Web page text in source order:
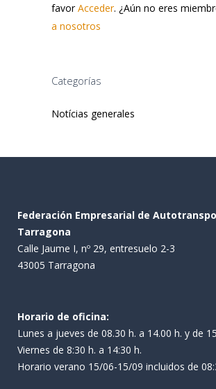
favorAcceder. ¿Aún no eres
a nosotros
Categorías
Notícias generales
Federación Empresarial de
Tarragona
Calle Jaume I, nº 29, entresuelo 2-3
43005 Tarragona
Horario de oficina:
Lunes a jueves de 08.30 h. a 14.00 h. y de
Viernes de 8:30 h. a 14:30 h.
Horario verano 15/06-15/09 incluidos de